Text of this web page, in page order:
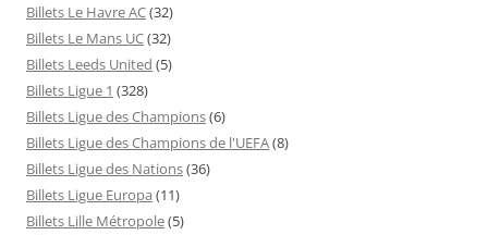
Billets Le Havre AC(32)
Billets Le Mans UC(32)
Billets Leeds United (5)
Billets Ligue 1 (328)
Billets Ligue des Champions(6)
Billets Ligue des Champions de l'UEFA(8)
Billets Ligue des Nations(36)
Billets Ligue Europa (11)
Billets Lille Métropole(5)